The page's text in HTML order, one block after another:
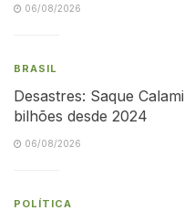
06/08/2026
BRASIL
Desastres: Saque
bilhões desde 2024
06/08/2026
POLÍTICA